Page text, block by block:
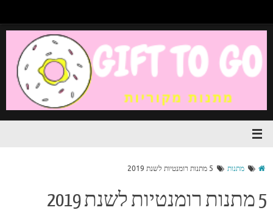
מתנות 5 מתנות רומנטיות לשנת 2019
5 מתנות רומנטיות לשנת 2019